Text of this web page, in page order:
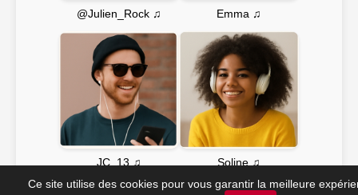
@Julien_Rock ♫ Emma ♫
JC_13 ♫ Soline ♫
Ce site utilise des cookies pour vous garantir la meilleure